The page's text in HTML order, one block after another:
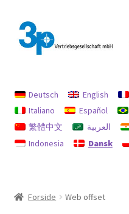
Spring
til
navigation
Spring
til
indhold
aftryk
Brugte maskiner
Deutsch English
Italiano
Español
繁體中文
العربية
Indonesia
Dansk
Forside Web offset